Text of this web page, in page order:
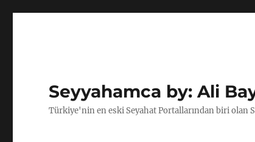
Seyyahamca by: Ali
Türkiye'nin en eski Seyahat Portallarından biri olan